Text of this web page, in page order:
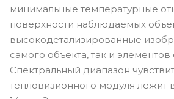
минимальные температурные
поверхности наблюдаемых
высокодетализированные
самого объекта, так и
Спектральный диапазон
тепловизионного модуля лежит